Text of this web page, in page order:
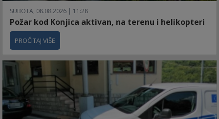
SUBOTA, 08.08.2026 | 11:28
Požar kod Konjica aktivan, na terenu i helikopteri
PROČITAJ VIŠE